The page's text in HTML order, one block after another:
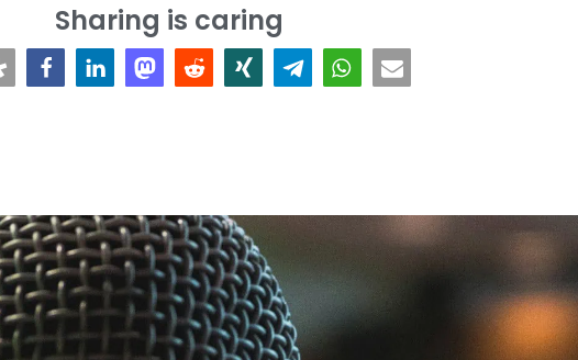
Sharing is caring